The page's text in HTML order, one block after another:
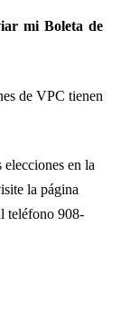
mi Boleta de
de VPC tienen
elecciones en la
la página
teléfono 908-